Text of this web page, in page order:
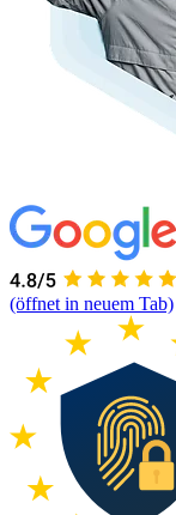
(öffnet in neuem Tab)